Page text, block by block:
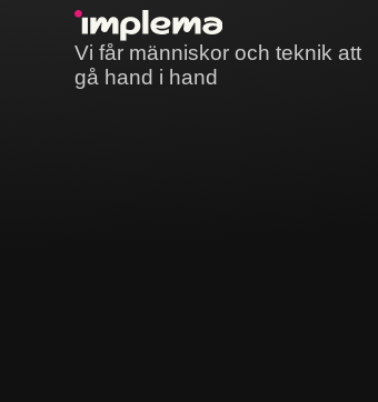
Vi får människor och teknik att
gå hand i hand